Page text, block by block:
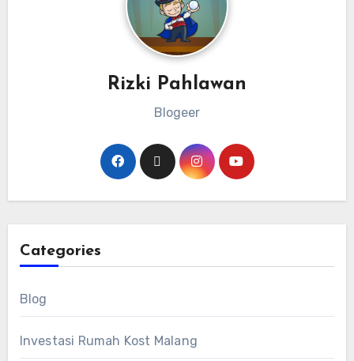
Rizki Pahlawan
Blogeer
Categories
Blog
Investasi Rumah Kost Malang